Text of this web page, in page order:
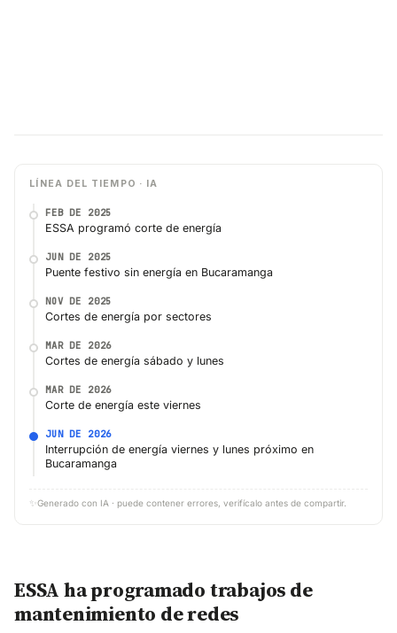
LÍNEA DEL TIEMPO · IA
FEB DE 2025
ESSA programó corte de energía
JUN DE 2025
Puente festivo sin energía en Bucaramanga
NOV DE 2025
Cortes de energía por sectores
MAR DE 2026
Cortes de energía sábado y lunes
MAR DE 2026
Corte de energía este viernes
JUN DE 2026
Interrupción de energía viernes y lunes próximo en
Bucaramanga
✨ Generado con IA · puede contener errores, verifícalo antes de compartir.
ESSA ha programado trabajos de
mantenimiento de redes